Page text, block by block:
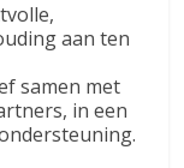
aan ten
samen met
in een